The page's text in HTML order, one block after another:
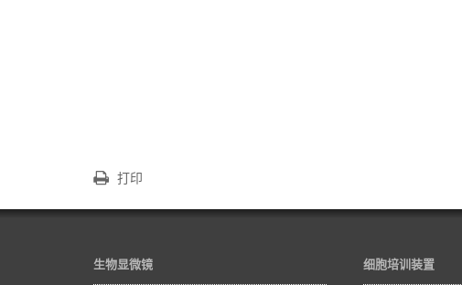
打印
生物显微镜 细胞培训装置